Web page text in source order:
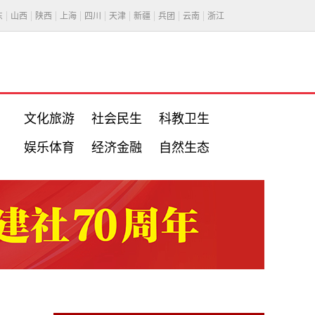
山西 陕西 上海 四川 天津 新疆 兵团 云南 浙江
文化旅游 社会民生 科教卫生
娱乐体育 经济金融 自然生态